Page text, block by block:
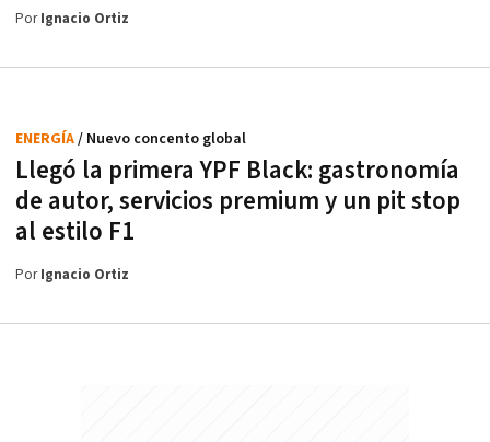
PorIgnacio Ortiz
Llegó la primera YPF Black: gastronomía
de autor, servicios premium y un pit stop
al estilo F1
ENERGÍA/ Nuevo concento global
PorIgnacio Ortiz